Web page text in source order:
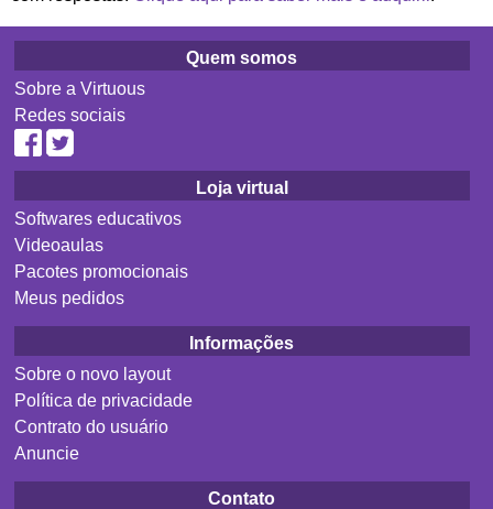
Quem somos
Sobre a Virtuous
Redes sociais
Loja virtual
Softwares educativos
Videoaulas
Pacotes promocionais
Meus pedidos
Informações
Sobre o novo layout
Política de privacidade
Contrato do usuário
Anuncie
Contato